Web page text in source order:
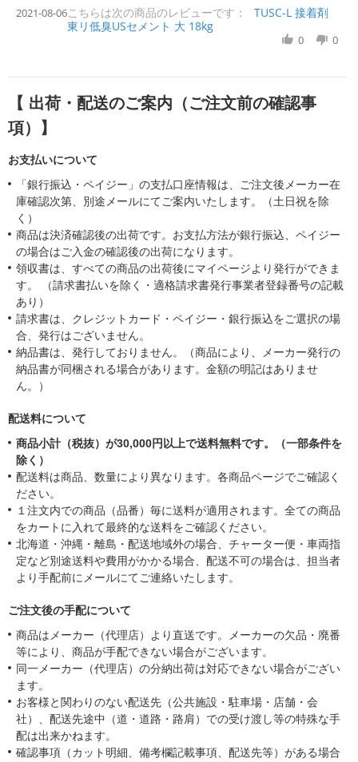
t
i
w
者
様
o
n
6
u
0
2
1
w
i
n
g
サ
ン
ツ
最
高
h
a
e
v
i
入
者
o
n
6
A
u
0
2
1
2021-08-06こちらは次の商品のレビューです：
TUSC-L 接着剤
東リ低臭USセメント 大 18kg
0 0
【 出荷・配送のご案内（ご注文前の確認事
項）】
お支払いについて
「銀行振込・ペイジー」の支払口座情報は、ご注文後メーカー在
庫確認次第、別途メールにてご案内いたします。（土日祝を除
く）
商品は決済確認後の出荷です。お支払方法が銀行振込、ペイジー
の場合はご入金の確認後の出荷になります。
領収書は、すべての商品の出荷後にマイページより発行ができま
す。 （請求書払いを除く・適格請求書発行事業者登録番号の記載
あり）
請求書は、クレジットカード・ペイジー・銀行振込をご選択の場
合、発行はございません。
納品書は、発行しておりません。（商品により、メーカー発行の
納品書が同梱される場合があります。金額の明記はありませ
ん。）
配送料について
商品小計（税抜）が30,000円以上で送料無料です。（一部条件を
除く）
配送料は商品、数量により異なります。各商品ページでご確認く
ださい。
１注文内での商品（品番）毎に送料が適用されます。全ての商品
をカートに入れて最終的な送料をご確認ください。
北海道・沖縄・離島・配送地域外の場合、チャーター便・車両指
定など別途送料や費用がかかる場合、配送不可の場合は、担当者
より手配前にメールにてご連絡いたします。
ご注文後の手配について
商品はメーカー（代理店）より直送です。メーカーの欠品・廃番
等により、商品が手配できない場合がございます。
同一メーカー（代理店）の分納出荷は対応できない場合がござい
ます。
お客様と関わりのない配送先（公共施設・駐車場・店舗・会
社）、配送先途中（道・道路・路肩）での受け渡し等の特殊な手
配は出来かねます。
確認事項（カット明細、備考欄記載事項、配送先等）がある場合